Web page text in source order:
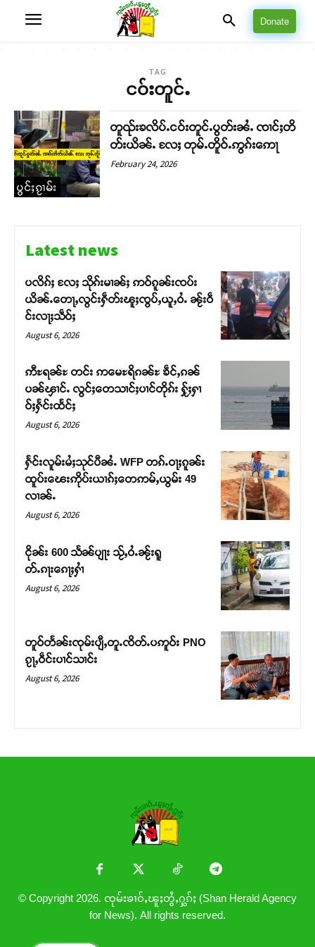
တႃႇႁႂ်ႈသဵင်ၵၢင်ၸႂ်ၵူၼ်းမိူင်း ၵူႈတီႈၵူႈလႅၼ်ပေႃးတေၸွ
တ်ႇ တူဝ်ႈလုမ်ႈၾႃႉၼၼ်ႉ ၶဝ်ႈႁူမ်ႈၵမ်ႉထႅမ် ၸုမ်းၶၢ
ဝ်ႇၽူႈတွႆႇႁွၵ်ႈ လႆႈယူႇၶႃႈဢေႃႈ။
Donate
TAG
ငဝ်းတူင်ႉ
ပွင်ႈၵႂၢမ်း
တူၺ်းၶလိပ်ႉငဝ်းတူင်ႉပွတ်းၼႆႉ ၸၢင်ႈတိ
တ်းယိၼ်ႉ လႄႈ တုမ်ႉတိူဝ်ႉဢွၵ်းဢေႃ
February 24, 2026
Latest news
ပလိၵ်ႈ လႄႈ သိုၵ်းမၢၼ်ႈ ဢဝ်ၵူၼ်းၸပ်း
ယိၼ်ႉတေႃႇလွင်းႁဵတ်းၽူႈၸွပ်ႇယူႇဝႆႉ ၼႂ်းဝဵ
င်းလႃႈသဵဝ်ႈ
August 6, 2026
ဢီႊရၼ်ႊ တင်း ဢမေႊရိၵၼ်ႊ ၶဵင်ႇၵၼ်
ပၼ်ၾၢင်ႉ လွင်ႈတေသၢင်ႈပၢင်တိုၵ်း ႁႂ်ႈႁၢ
ဝ်ႈႁႅင်းထႅင်ႈ
August 6, 2026
ႁႅင်းလူမ်းမႆႈသုင်ပီၼႆႉ WFP တၵ်ႉဝႃႈၵူၼ်း
ထူပ်းၽေးဢိုပ်းယၢၵ်ႈတေဢမ်ႇယွမ်း 49
လၢၼ်ႉ
August 6, 2026
ငိုၼ်း 600 သႅၼ်ပျႃး သႂ်ႇဝႆႉၼႂ်းရူ
တ်ႉၵႃးၵေႃႈႁၢႆ
August 6, 2026
တူဝ်တႅၼ်းၸုမ်းပျီႇတူႉၸိတ်ႉပဢူဝ်း PNO
ၵႂႃႇဝဵင်းပၢင်သၢင်း
August 6, 2026
© Copyright 2026. ၸုမ်းၶၢဝ်ႇၽူႈတွႆႇႁွၵ်ႈ (Shan Herald Agency
for News). All rights reserved.